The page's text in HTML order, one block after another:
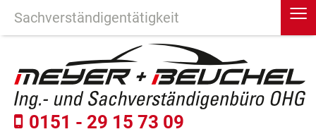
0151 - 29 15 73 09
Sachverständigentätigkeit ≡